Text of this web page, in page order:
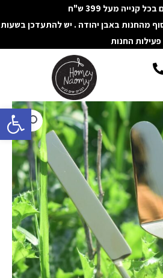
פתח
קנייה מעל 399 ש"ח
מהחנות באבן יהודה . יש להתעדכן בשעות
פעילות החנות